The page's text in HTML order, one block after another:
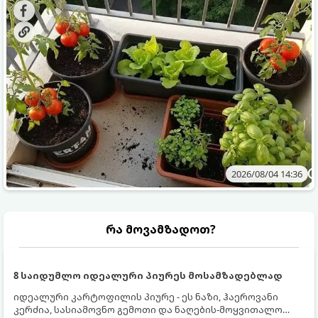
ბოსტნეულს მოკრეფთ.
და როგორ მოუაროთ მათ სწორად.
2026/08/04 14:36
რა მოვამზადოთ?
8 საიდუმლო იდეალური პიურეს მოსამზადებლად
იდეალური კარტოფილის პიურე - ეს ნაზი, ჰაეროვანი
კერძია, სასიამოვნო გემოთი და ნაღების-მოყვითალო